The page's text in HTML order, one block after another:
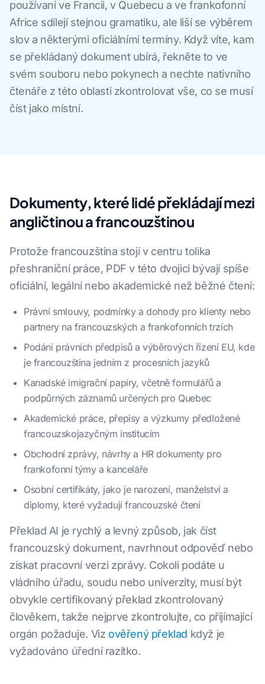
používaní ve Francii, v Quebecu a ve frankofonní
Africe sdílejí stejnou gramatiku, ale liší se výběrem
slov a některými oficiálními termíny. Když víte, kam
se překládaný dokument ubírá, řekněte to ve
svém souboru nebo pokynech a nechte nativního
čtenáře z této oblasti zkontrolovat vše, co se musí
číst jako místní.
Dokumenty, které lidé překládají mezi
angličtinou a francouzštinou
Protože francouzština stojí v centru tolika
přeshraniční práce, PDF v této dvojici bývají spíše
oficiální, legální nebo akademické než běžné čtení:
Právní smlouvy, podmínky a dohody pro klienty nebo
partnery na francouzských a frankofonních trzích
Podání právních předpisů a výběrových řízení EU, kde
je francouzština jedním z procesních jazyků
Kanadské imigrační papíry, včetně formulářů a
podpůrných záznamů určených pro Quebec
Akademické práce, přepisy a výzkumy předložené
francouzskojazyčným institucím
Obchodní zprávy, návrhy a HR dokumenty pro
frankofonní týmy a kanceláře
Osobní certifikáty, jako je narození, manželství a
diplomy, které vyžadují francouzské čtení
Překlad AI je rychlý a levný způsob, jak číst
francouzský dokument, navrhnout odpověď nebo
získat pracovní verzi zprávy. Cokoli podáte u
vládního úřadu, soudu nebo univerzity, musí být
obvykle certifikovaný překlad zkontrolovaný
člověkem, takže nejprve zkontrolujte, co přijímající
orgán požaduje. Viz ověřený překlad když je
vyžadováno úřední razítko.